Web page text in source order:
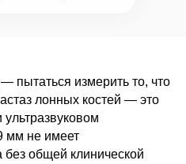
— пытаться измерить то, что
лонных костей — это
мм не имеет
без общей клинической